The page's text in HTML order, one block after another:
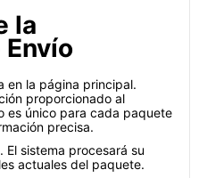
la
en la página principal.
proporcionado al
es único para cada paquete
precisa.
sistema procesará su
actuales del paquete.